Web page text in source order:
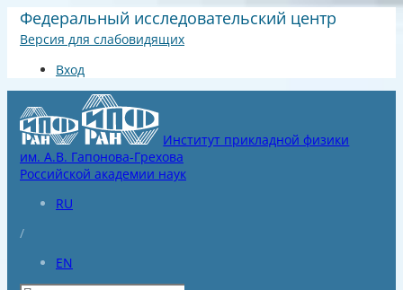
Федеральный исследовательский центр
Версия для слабовидящих
Вход
Институт прикладной физики
им. А.В. Гапонова-Грехова
Российской академии наук
RU
/
EN